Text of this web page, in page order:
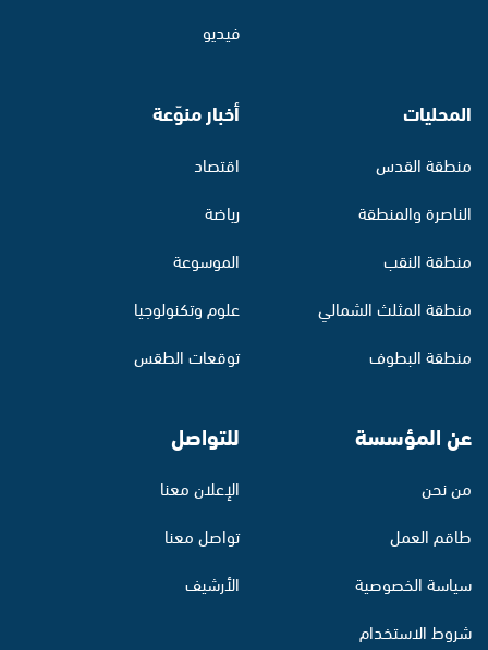
فيديو
المحليات
منطقة القدس
الناصرة والمنطقة
منطقة النقب
منطقة المثلث الشمالي
منطقة البطوف
أخبار منوّعة
اقتصاد
رياضة
الموسوعة
علوم وتكنولوجيا
توقعات الطقس
عن المؤسسة
من نحن
طاقم العمل
سياسة الخصوصية
شروط الاستخدام
للتواصل
الإعلان معنا
تواصل معنا
الأرشيف